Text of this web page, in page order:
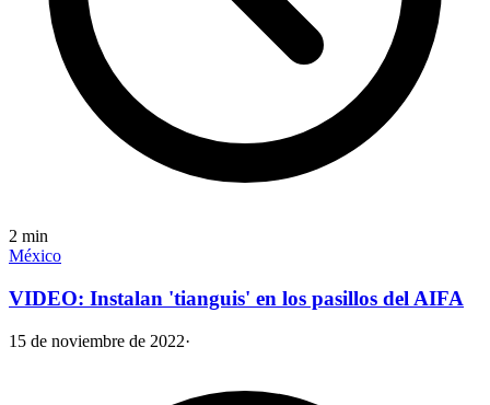
2 min
México
VIDEO: Instalan 'tianguis' en los pasillos del AIFA
15 de noviembre de 2022·